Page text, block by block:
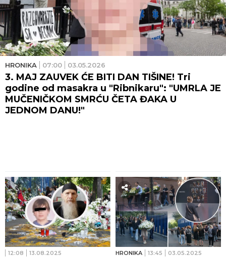
HRONIKA 07:00 03.05.2026
3. MAJ ZAUVEK ĆE BITI DAN TIŠINE! Tri
godine od masakra u "Ribnikaru": "UMRLA JE
MUČENIČKOM SMRĆU ČETA ĐAKA U
JEDNOM DANU!"
12:08 13.08.2025 HRONIKA 13:45 03.05.2025